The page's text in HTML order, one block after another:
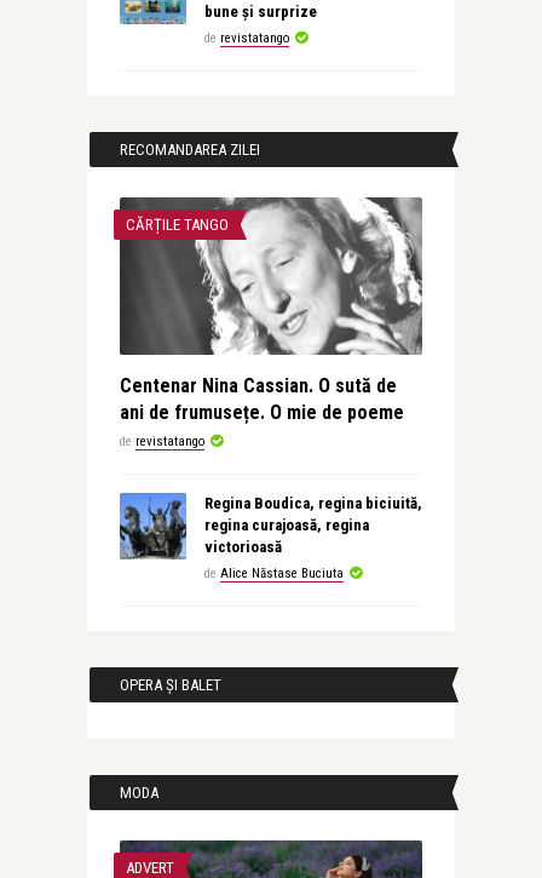
bune și surprize
de revistatango
RECOMANDAREA ZILEI
CĂRȚILE TANGO
Centenar Nina Cassian. O sută de
ani de frumusețe. O mie de poeme
de revistatango
Regina Boudica, regina biciuită,
regina curajoasă, regina
victorioasă
de Alice Năstase Buciuta
OPERA ȘI BALET
MODA
ADVERT